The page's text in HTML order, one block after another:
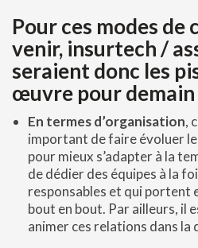
Pour ces modes de
venir, insurtech /
seraient donc les
œuvre pour demain
En termes d’organisation,
important de faire évoluer
pour mieux s’adapter à la
de dédier des équipes à la
responsables et qui portent
bout en bout. Par ailleurs, il
animer ces relations dans la